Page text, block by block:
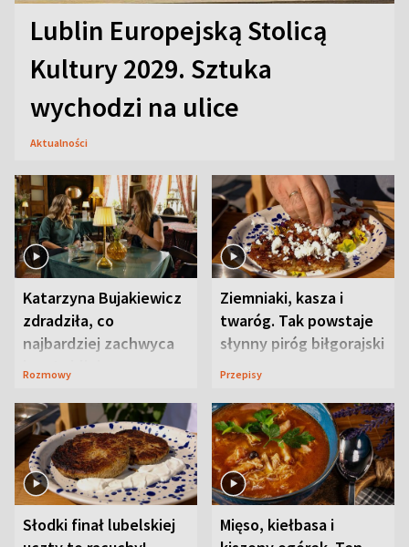
Lublin Europejską Stolicą
Kultury 2029. Sztuka
wychodzi na ulice
Aktualności
Katarzyna Bujakiewicz
zdradziła, co
najbardziej zachwyca
ją w Lublinie
Rozmowy
Ziemniaki, kasza i
twaróg. Tak powstaje
słynny piróg biłgorajski
Przepisy
Słodki finał lubelskiej
Mięso, kiełbasa i